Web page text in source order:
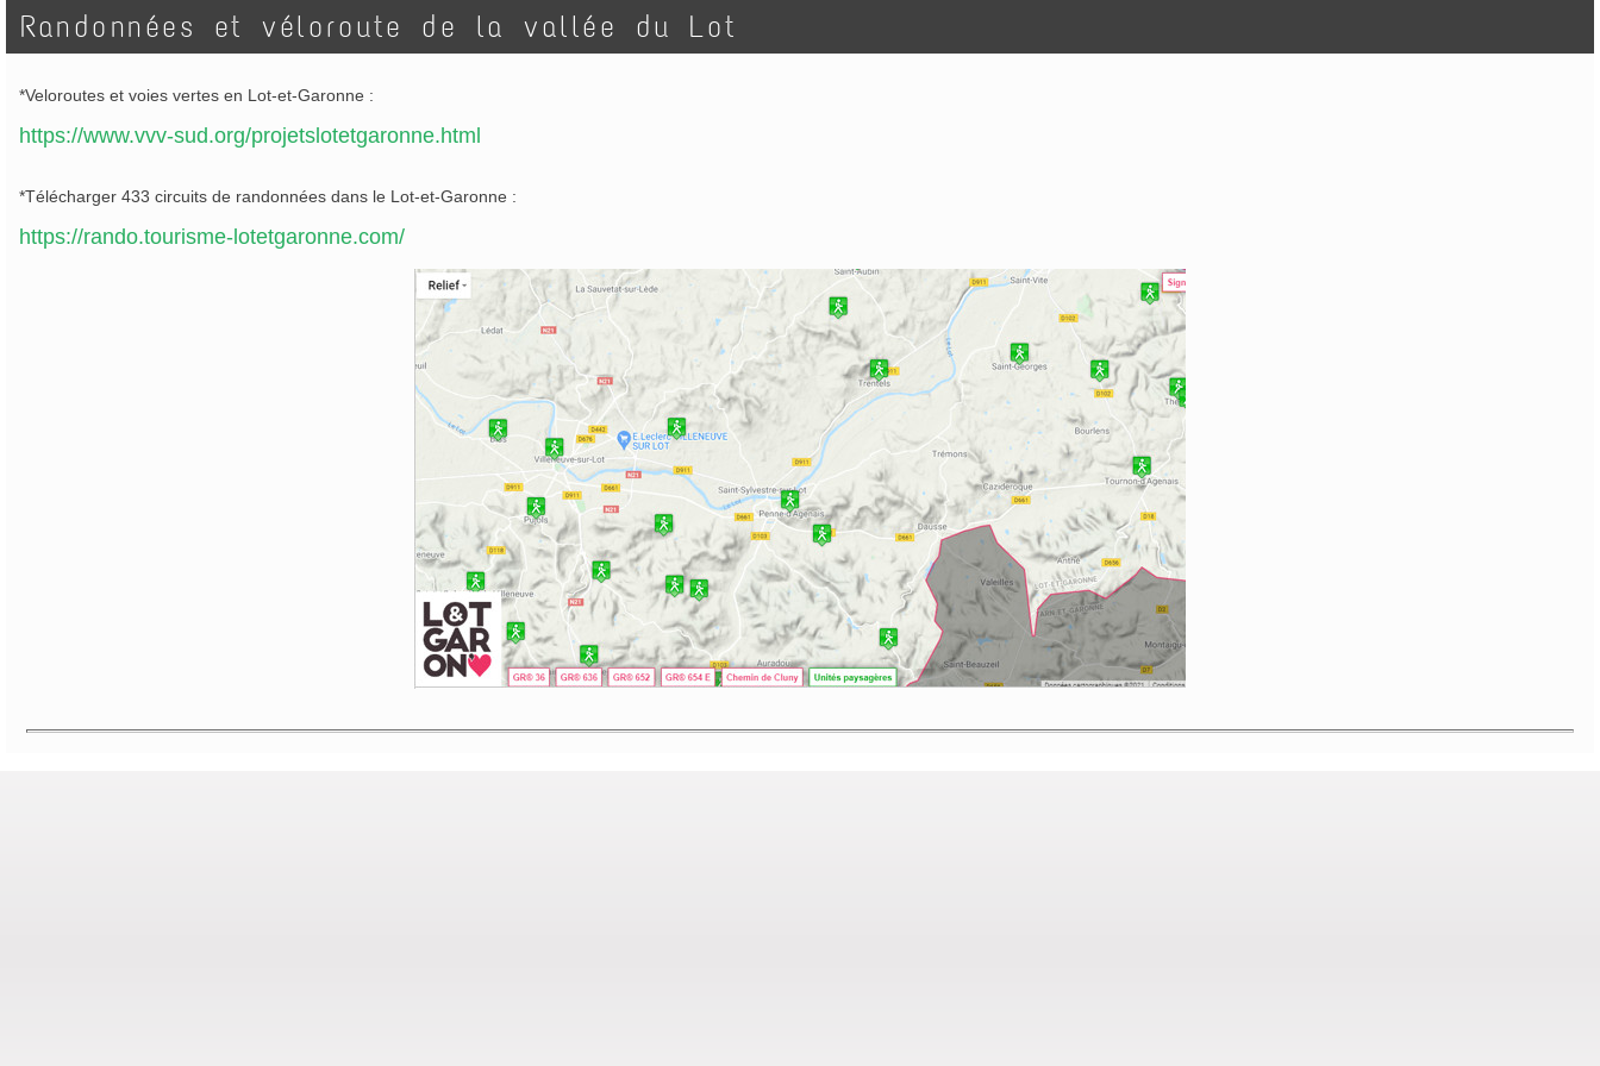
Randonnées et véloroute de la vallée du Lot
*Veloroutes et voies vertes en Lot-et-Garonne :
https://www.vvv-sud.org/projetslotetgaronne.html
*Télécharger 433 circuits de randonnées dans le Lot-et-Garonne :
https://rando.tourisme-lotetgaronne.com/